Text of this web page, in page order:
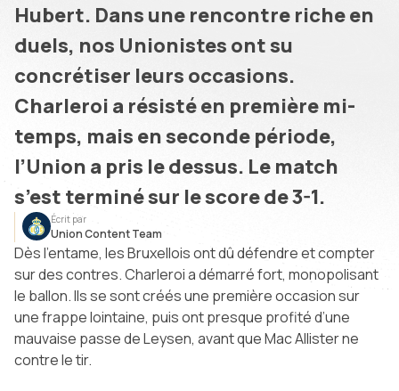
Hubert. Dans une rencontre riche en
duels, nos Unionistes ont su
concrétiser leurs occasions.
Charleroi a résisté en première mi-
temps, mais en seconde période,
l’Union a pris le dessus. Le match
s’est terminé sur le score de 3-1.
Écrit par
Union Content Team
Dès l’entame, les Bruxellois ont dû défendre et compter
sur des contres. Charleroi a démarré fort, monopolisant
le ballon. Ils se sont créés une première occasion sur
une frappe lointaine, puis ont presque profité d’une
mauvaise passe de Leysen, avant que Mac Allister ne
contre le tir.